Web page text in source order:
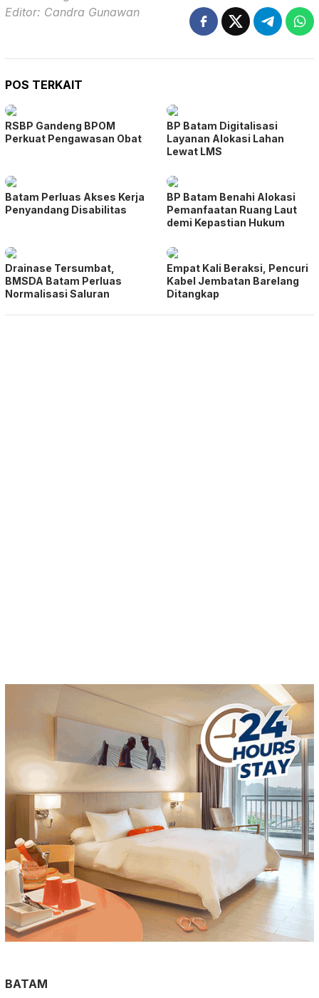
Editor: Candra Gunawan
POS TERKAIT
RSBP Gandeng BPOM
Perkuat Pengawasan Obat
BP Batam Digitalisasi
Layanan Alokasi Lahan
Lewat LMS
Batam Perluas Akses Kerja
Penyandang Disabilitas
BP Batam Benahi Alokasi
Pemanfaatan Ruang Laut
demi Kepastian Hukum
Drainase Tersumbat,
BMSDA Batam Perluas
Normalisasi Saluran
Empat Kali Beraksi, Pencuri
Kabel Jembatan Barelang
Ditangkap
BATAM